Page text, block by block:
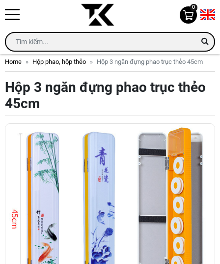
0
Home Hộp phao, hộp thẻo Hộp 3 ngăn đựng phao trục thẻo 45cm
Hộp 3 ngăn đựng phao trục thẻo
45cm